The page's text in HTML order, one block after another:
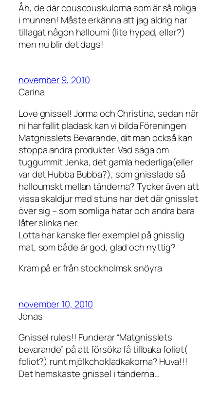
Åh, de där couscouskulorna som är så roliga
i munnen! Måste erkänna att jag aldrig har
tillagat någon halloumi (lite hypad, eller?)
men nu blir det dags!
november 9, 2010
Carina
Love gnissel! Jorma och Christina, sedan när
ni har fallit pladask kan vi bilda Föreningen
Matgnisslets Bevarande, dit man också kan
stoppa andra produkter. Vad säga om
tuggummit Jenka, det gamla hederliga(eller
var det Hubba Bubba?), som gnisslade så
halloumskt mellan tänderna? Tycker även att
vissa skaldjur med stuns har det där gnisslet
över sig – som somliga hatar och andra bara
låter slinka ner.
Lotta har kanske fler exemplel på gnisslig
mat, som både är god, glad och nyttig?
Kram på er från stockholmsk snöyra
november 10, 2010
Jonas
Gnissel rules!! Funderar “Matgnisslets
bevarande” på att försöka få tillbaka foliet(
foliot?) runt mjölkchokladkakorna? Huva!!!
Det hemskaste gnissel i tänderna…